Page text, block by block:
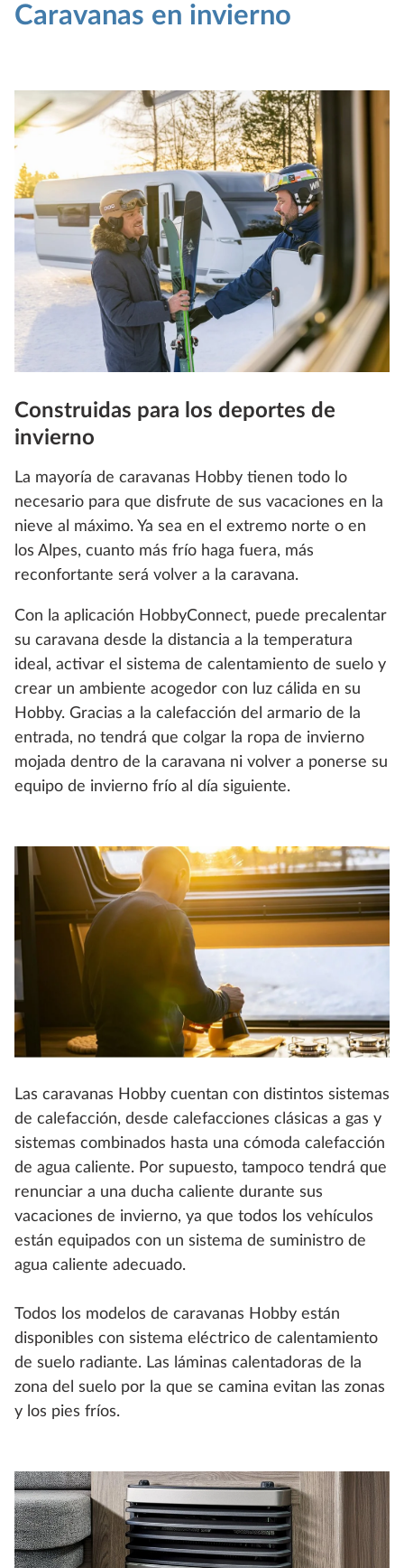
Caravanas en invierno
Construidas para los deportes de
invierno
La mayoría de caravanas Hobby tienen todo lo
necesario para que disfrute de sus vacaciones en la
nieve al máximo. Ya sea en el extremo norte o en
los Alpes, cuanto más frío haga fuera, más
reconfortante será volver a la caravana.
Con la aplicación HobbyConnect, puede precalentar
su caravana desde la distancia a la temperatura
ideal, activar el sistema de calentamiento de suelo y
crear un ambiente acogedor con luz cálida en su
Hobby. Gracias a la calefacción del armario de la
entrada, no tendrá que colgar la ropa de invierno
mojada dentro de la caravana ni volver a ponerse su
equipo de invierno frío al día siguiente.
Las caravanas Hobby cuentan con distintos sistemas
de calefacción, desde calefacciones clásicas a gas y
sistemas combinados hasta una cómoda calefacción
de agua caliente. Por supuesto, tampoco tendrá que
renunciar a una ducha caliente durante sus
vacaciones de invierno, ya que todos los vehículos
están equipados con un sistema de suministro de
agua caliente adecuado.
Todos los modelos de caravanas Hobby están
disponibles con sistema eléctrico de calentamiento
de suelo radiante. Las láminas calentadoras de la
zona del suelo por la que se camina evitan las zonas
y los pies fríos.